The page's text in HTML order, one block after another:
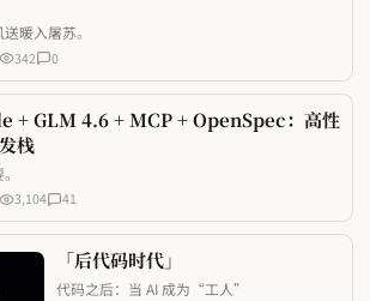
暖入屠苏。
342 0
+ GLM 4.6 + MCP + OpenSpec：高性
栈
3,104 41
「后代码时代」
代码之后：当 AI 成为“工人”